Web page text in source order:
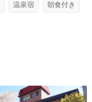
温泉宿 朝食付き